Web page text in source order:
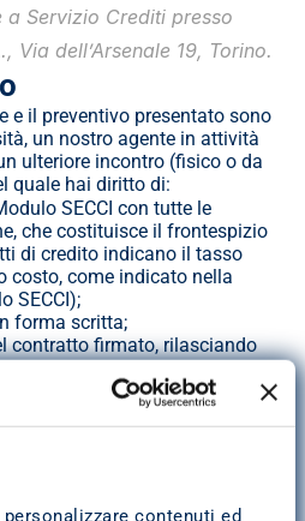
contenuti ed
a Servizio Crediti presso
Via dell’Arsenale 19, Torino.
e il preventivo presentato sono
un nostro agente in attività
ulteriore incontro (fisico o da
quale hai diritto di:
SECCI con tutte le
che costituisce il frontespizio
di credito indicano il tasso
costo, come indicato nella
SECCI);
forma scritta;
contratto firmato, rilasciando
consegna dello stesso;
sfavorevoli rispetto
SECCI consegnato nella
sottoscritto, previa verifica
alla liquidazione